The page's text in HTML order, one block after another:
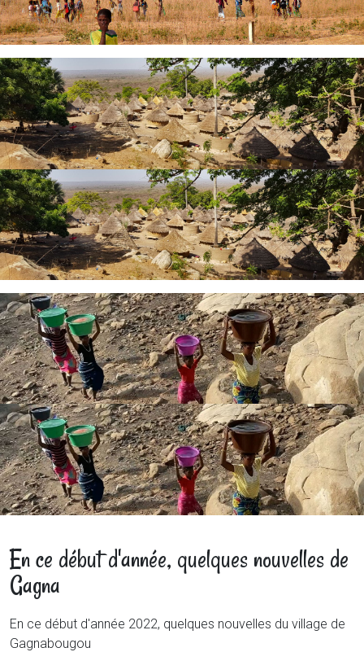
En ce début d'année, quelques nouvelles de
Gagna
En ce début d'année 2022, quelques nouvelles du village de
Gagnabougou